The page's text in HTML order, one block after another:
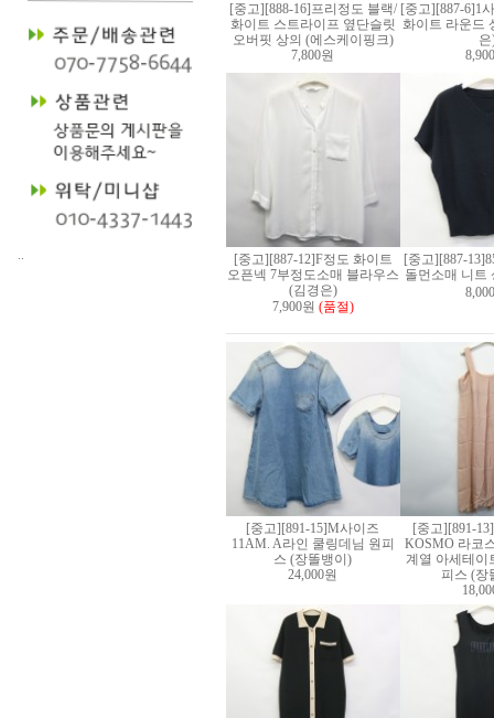
[중고][888-16]프리정도 블랙/
화이트 스트라이프 옆단슬릿
오버핏 상의 (에스케이핑크)
7,800원
[중고][887-6]1
화이트 라운드
[중고][887-12]F정도 화이트
오픈넥 7부정도소매 블라우스
(김경은)
7,900원 (품절)
[중고][887-
돌먼소매 니트
[중고][891-15]M사이즈
11AM. A라인 쿨링데님 원피
스 (장똘뱅이)
24,000원
[중고][891-
KOSMO 라코
계열 아세테이
피스 (장